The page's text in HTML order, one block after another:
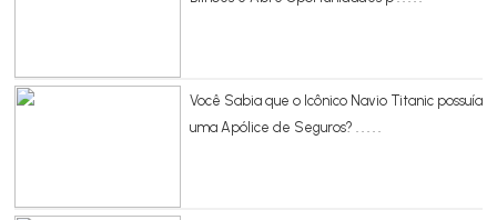
Você Sabia que o Icônico Navio Titanic possuía
uma Apólice de Seguros? . . . . .